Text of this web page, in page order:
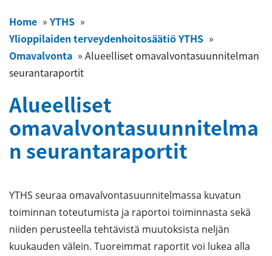
Home » YTHS »
Ylioppilaiden terveydenhoitosäätiö YTHS »
Omavalvonta » Alueelliset omavalvontasuunnitelman
seurantaraportit
Alueelliset
omavalvontasuunnitelma
n seurantaraportit
YTHS seuraa omavalvontasuunnitelmassa kuvatun
toiminnan toteutumista ja raportoi toiminnasta sekä
niiden perusteella tehtävistä muutoksista neljän
kuukauden välein. Tuoreimmat raportit voi lukea alla